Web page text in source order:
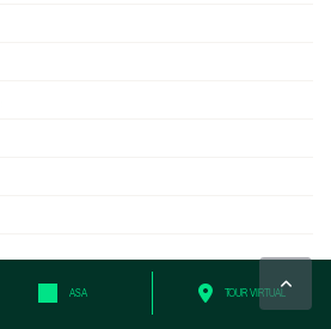
ASA TOUR VIRTUAL